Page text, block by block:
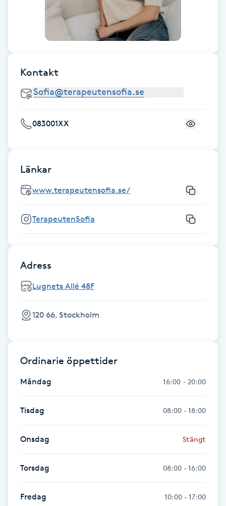
Gua Sha-massage
Hatha Yoga
Headspa
Healing
HIFU
Hollywood Peel
Hot Stone Massage
Hot yoga
Hudföryngring
Hudvård
Hyaluronsyra
Hyperhidros
Hypnos
Kontakt
083001XX
Länkar
www.terapeutensofia.se/
TerapeutenSofia
Adress
Lugnets Allé 48F
120 66, Stockholm
Ordinarie öppettider
Måndag 16:00 - 20:00
Tisdag 08:00 - 18:00
Onsdag Stängt
Torsdag 08:00 - 16:00
Fredag 10:00 - 17:00